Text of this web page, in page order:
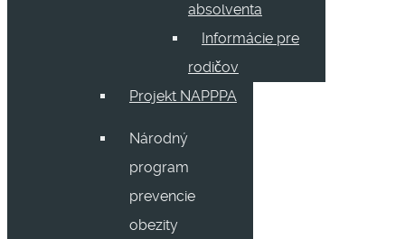
absolventa
Informácie pre
rodičov
Projekt NAPPPA
Národný
program
prevencie
obezity